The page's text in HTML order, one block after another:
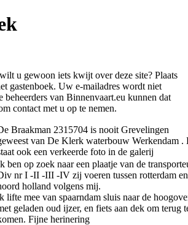
u gewoon iets kwijt over deze site? Plaats
gastenboek. Uw e-mailadres wordt niet
beheerders van Binnenvaart.eu kunnen dat
contact met u op te nemen.
Braakman 2315704 is nooit Grevelingen
van De Klerk waterbouw Werkendam .
ook een verkeerde foto in de galerij
ben op zoek naar een plaatje van de
nr I -II -III -IV zij voeren tussen rotterdam en
holland volgens mij.
lifte mee van spaarndam sluis naar de
geladen oud ijzer, en fiets aan dek om terug
Fijne herinering